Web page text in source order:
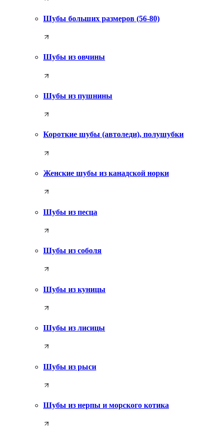
Шубы больших размеров (56-80)
Шубы из овчины
Шубы из пушнины
Короткие шубы (автоледи), полушубки
Женские шубы из канадской норки
Шубы из песца
Шубы из соболя
Шубы из куницы
Шубы из лисицы
Шубы из рыси
Шубы из нерпы и морского котика